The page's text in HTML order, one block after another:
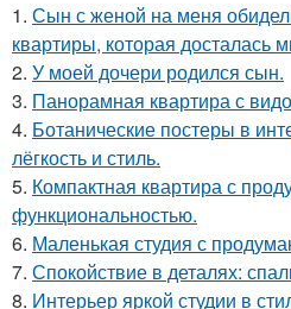
1. Сын с женой на меня
квартиры, которая досталась
2. У моей дочери родился сын.
3. Панорамная квартира с
4. Ботанические постеры в
лёгкость и стиль.
5. Компактная квартира с
функциональностью.
6. Маленькая студия с
7. Спокойствие в деталях:
8. Интерьер яркой студии в